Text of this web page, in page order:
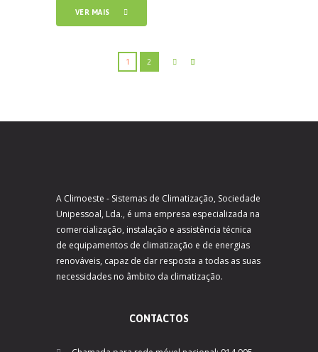
VER MAIS
1 2
A Climoeste - Sistemas de Climatização, Sociedade
Unipessoal, Lda., é uma empresa especializada na
comercialização, instalação e assistência técnica
de equipamentos de climatização e de energias
renováveis, capaz de dar resposta a todas as suas
necessidades no âmbito da climatização.
CONTACTOS